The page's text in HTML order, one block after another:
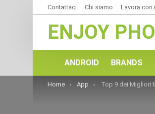
Contattaci Chi siamo Lavora con
ENJOY
ANDROID BRANDS
You are here:
Home App Top 9 dei Migliori